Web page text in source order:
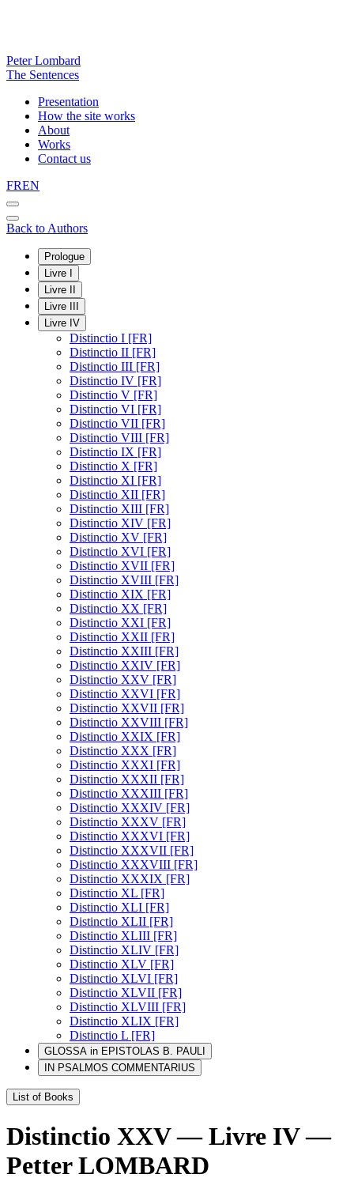
Peter Lombard
The Sentences
Presentation
How the site works
About
Works
Contact us
FREN
Back to Authors
Prologue
Livre I
Livre II
Livre III
Livre IV
Distinctio I [FR]
Distinctio II [FR]
Distinctio III [FR]
Distinctio IV [FR]
Distinctio V [FR]
Distinctio VI [FR]
Distinctio VII [FR]
Distinctio VIII [FR]
Distinctio IX [FR]
Distinctio X [FR]
Distinctio XI [FR]
Distinctio XII [FR]
Distinctio XIII [FR]
Distinctio XIV [FR]
Distinctio XV [FR]
Distinctio XVI [FR]
Distinctio XVII [FR]
Distinctio XVIII [FR]
Distinctio XIX [FR]
Distinctio XX [FR]
Distinctio XXI [FR]
Distinctio XXII [FR]
Distinctio XXIII [FR]
Distinctio XXIV [FR]
Distinctio XXV [FR]
Distinctio XXVI [FR]
Distinctio XXVII [FR]
Distinctio XXVIII [FR]
Distinctio XXIX [FR]
Distinctio XXX [FR]
Distinctio XXXI [FR]
Distinctio XXXII [FR]
Distinctio XXXIII [FR]
Distinctio XXXIV [FR]
Distinctio XXXV [FR]
Distinctio XXXVI [FR]
Distinctio XXXVII [FR]
Distinctio XXXVIII [FR]
Distinctio XXXIX [FR]
Distinctio XL [FR]
Distinctio XLI [FR]
Distinctio XLII [FR]
Distinctio XLIII [FR]
Distinctio XLIV [FR]
Distinctio XLV [FR]
Distinctio XLVI [FR]
Distinctio XLVII [FR]
Distinctio XLVIII [FR]
Distinctio XLIX [FR]
Distinctio L [FR]
GLOSSA in EPISTOLAS B. PAULI
IN PSALMOS COMMENTARIUS
List of Books
Distinctio XXV — Livre IV —
Petter LOMBARD